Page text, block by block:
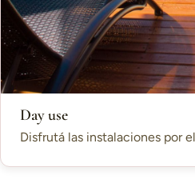
Day use
Disfrutá las instalaciones por